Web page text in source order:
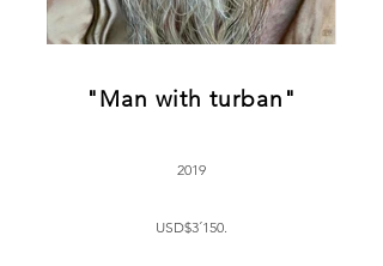
"Man with turban"
2019
USD$3´150.